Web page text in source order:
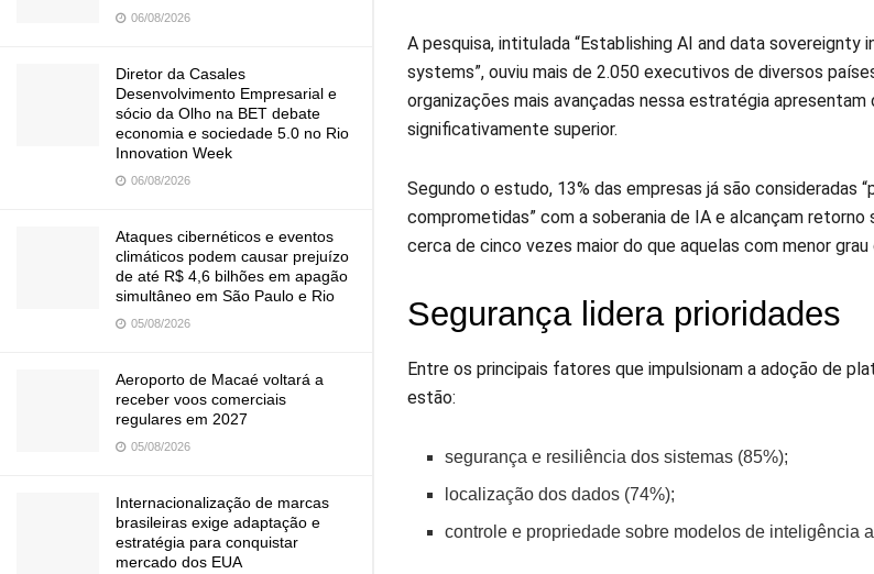
06/08/2026
Diretor da Casales
Desenvolvimento Empresarial e
sócio da Olho na BET debate
economia e sociedade 5.0 no Rio
Innovation Week
06/08/2026
Ataques cibernéticos e eventos
climáticos podem causar prejuízo
de até R$ 4,6 bilhões em apagão
simultâneo em São Paulo e Rio
05/08/2026
Aeroporto de Macaé voltará a
receber voos comerciais
regulares em 2027
05/08/2026
Internacionalização de marcas
brasileiras exige adaptação e
estratégia para conquistar
mercado dos EUA
A pesquisa, intitulada “Establishing AI and data sovereignty
systems”, ouviu mais de 2.050 executivos de diversos
organizações mais avançadas nessa estratégia apresentam
significativamente superior.
Segundo o estudo, 13% das empresas já são consideradas
comprometidas” com a soberania de IA e alcançam
cerca de cinco vezes maior do que aquelas com menor grau
Segurança lidera prioridades
Entre os principais fatores que impulsionam a adoção de
estão:
segurança e resiliência dos sistemas (85%);
localização dos dados (74%);
controle e propriedade sobre modelos de inteligência